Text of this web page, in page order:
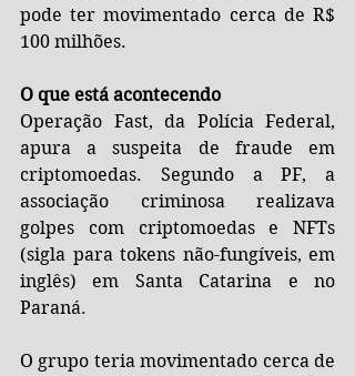
pode ter movimentado cerca de R$
100 milhões.
O que está acontecendo
Operação Fast, da Polícia Federal,
apura a suspeita de fraude em
criptomoedas. Segundo a PF, a
associação criminosa realizava
golpes com criptomoedas e NFTs
(sigla para tokens não-fungíveis, em
inglês) em Santa Catarina e no
Paraná.
O grupo teria movimentado cerca de